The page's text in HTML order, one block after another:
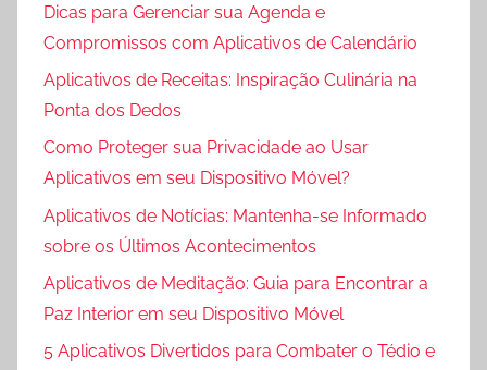
Dicas para Gerenciar sua Agenda e
Compromissos com Aplicativos de Calendário
Aplicativos de Receitas: Inspiração Culinária na
Ponta dos Dedos
Como Proteger sua Privacidade ao Usar
Aplicativos em seu Dispositivo Móvel?
Aplicativos de Notícias: Mantenha-se Informado
sobre os Últimos Acontecimentos
Aplicativos de Meditação: Guia para Encontrar a
Paz Interior em seu Dispositivo Móvel
5 Aplicativos Divertidos para Combater o Tédio e